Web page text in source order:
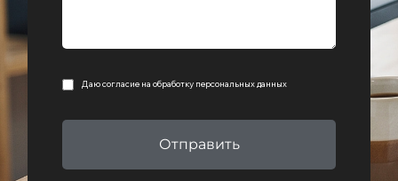
Даю согласие на обработку персональных данных
Отправить